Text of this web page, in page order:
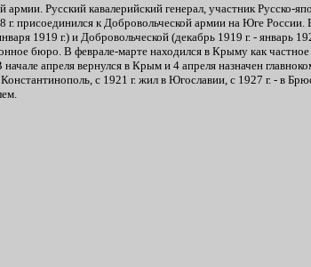
Русский кавалерийский генерал, участник Русско-
присоединился к Добровольческой армии на Юге
1919 г.) и Добровольческой (декабрь 1919 г. - январь
бюро. В феврале-марте находился в Крыму как
апреля вернулся в Крым и 4 апреля назначен
с 1921 г. жил в Югославии, с 1927 г. - в